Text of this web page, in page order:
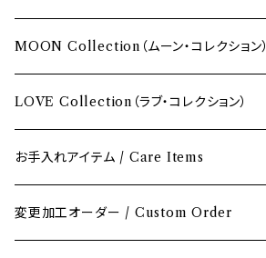
ピンク / Pink
イエロー / Yellow
オレンジ / Orange
グリーン / Green
MOON Collection（ムーン・コレクション）
LOVE Collection（ラブ・コレクション）
お手入れアイテム / Care Items
変更加工オーダー / Custom Order